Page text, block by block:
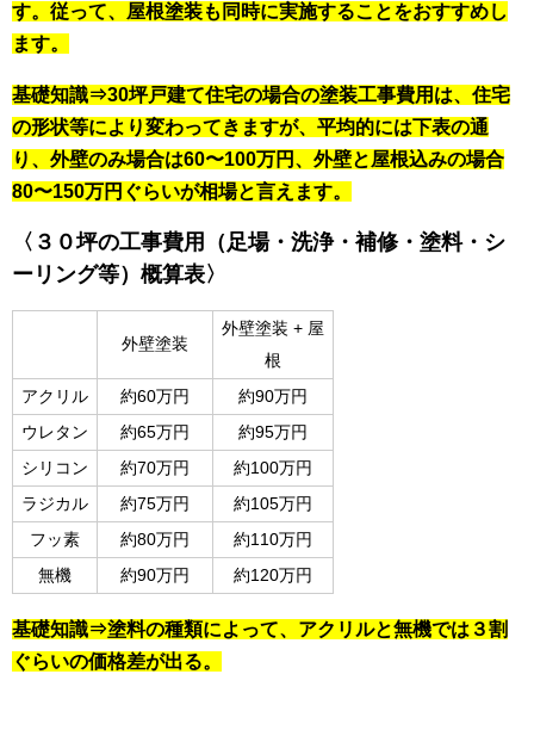
す。従って、屋根塗装も同時に実施することをおすすめし
ます。
基礎知識⇒30坪戸建て住宅の場合の塗装工事費用は、住宅
の形状等により変わってきますが、平均的には下表の通
り、外壁のみ場合は60〜100万円 、外壁と屋根込みの場合
80〜150万円ぐらいが相場と言えます。
〈３０坪の工事費用（足場・洗浄・補修・塗料・シ
ーリング等）概算表〉
外壁塗装
外壁塗装 + 屋
根
アクリル
約60万円
約90万円
ウレタン
約65万円
約95万円
シリコン
約70万円
約100万円
ラジカル
約75万円
約105万円
フッ素
約80万円
約110万円
無機
約90万円 約120万円
基礎知識⇒塗料の種類によって、アクリルと無機では３割
ぐらいの価格差が出る。